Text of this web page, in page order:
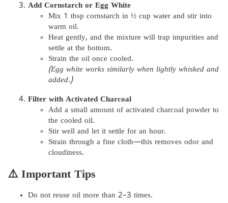
Add Cornstarch or Egg White
Mix 1 tbsp cornstarch in ½ cup water and stir into
warm oil.
Heat gently, and the mixture will trap impurities and
settle at the bottom.
Strain the oil once cooled.
(Egg white works similarly when lightly whisked and
added.)
Filter with Activated Charcoal
Add a small amount of activated charcoal powder to
the cooled oil.
Stir well and let it settle for an hour.
Strain through a fine cloth—this removes odor and
cloudiness.
⚠️ Important Tips
Do not reuse oil more than 2–3 times.